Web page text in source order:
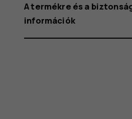
A termékre és a
információk